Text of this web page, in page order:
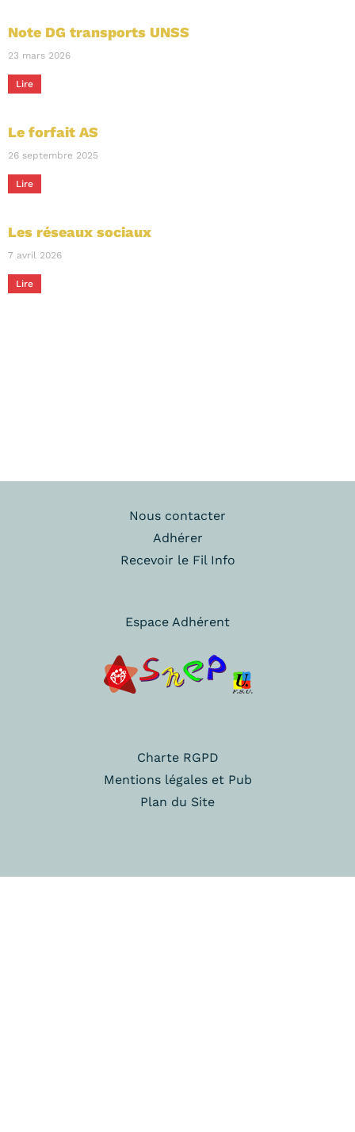
Note DG transports UNSS
23 mars 2026
Lire
Le forfait AS
26 septembre 2025
Lire
Les réseaux sociaux
7 avril 2026
Lire
Nous contacter
Adhérer
Recevoir le Fil Info
Espace Adhérent
Charte RGPD
Mentions légales et Pub
Plan du Site